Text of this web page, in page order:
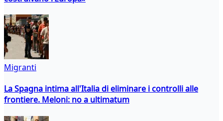
Migranti
La Spagna intima all'Italia di eliminare i controlli alle
frontiere. Meloni: no a ultimatum